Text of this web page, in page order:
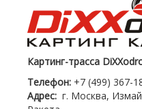
Картинг-трасса
Телефон: +7 (499) 367-
Адрес: г. Москва,